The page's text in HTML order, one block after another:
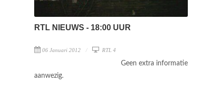
RTL NIEUWS - 18:00 UUR
06 Januari 2012 RTL 4
Geen extra informatie
aanwezig.